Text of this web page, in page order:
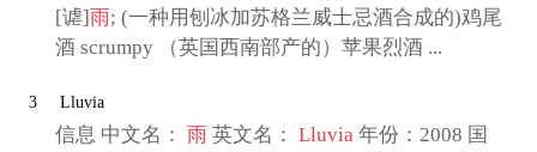
[谑]雨; (一种用刨冰加苏格兰威士忌酒合成的)鸡尾
酒 scrumpy （英国西南部产的）苹果烈酒 ...
3 Lluvia
信息 中文名： 雨 英文名： Lluvia年份：2008 国